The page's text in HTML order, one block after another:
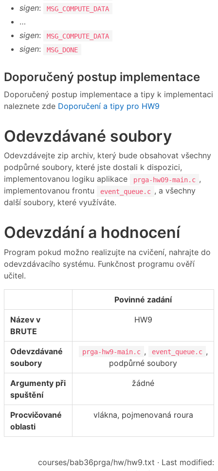
sigen: MSG_COMPUTE_DATA
…
sigen: MSG_COMPUTE_DATA
sigen: MSG_DONE
Doporučený postup implementace
Doporučený postup implementace a tipy k implementaci
naleznete zde Doporučení a tipy pro HW9
Odevzdávané soubory
Odevzdávejte zip archiv, který bude obsahovat všechny
podpůrné soubory, které jste dostali k dispozici,
implementovanou logiku aplikace
prga-hw09-main.c ,
implementovanou frontu
event_queue.c , a všechny
další soubory, které využíváte.
Odevzdání a hodnocení
Program pokud možno realizujte na cvičení, nahrajte do
odevzdávacího systému. Funkčnost programu ověří
učitel.
Povinné zadání
Název v
BRUTE
HW9
Odevzdávané
soubory
prga-hw9-main.c , event_queue.c ,
podpůrné soubory
Argumenty při
spuštění
žádné
Procvičované
oblasti
vlákna, pojmenovaná roura
courses/bab36prga/hw/hw9.txt · Last modified: